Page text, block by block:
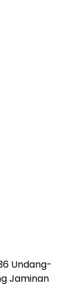
Undang-
Jaminan